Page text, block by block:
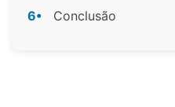
6•
Conclusão